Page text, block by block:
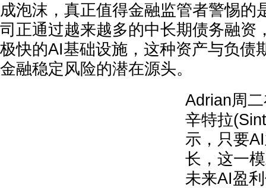
成泡沫，真正值得金融监管者警惕的
司正通过越来越多的中长期债务融资
极快的AI基础设施，这种资产与负债
金融稳定风险的潜在源头。
Adrian周
辛特拉
示，只要
长，这一
未来AI盈